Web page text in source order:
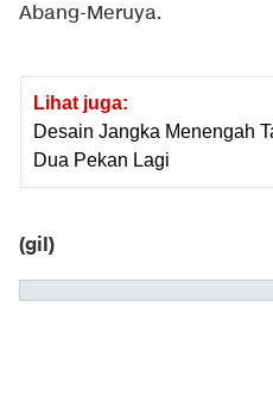
Abang-Meruya.
Lihat juga:
Desain Jangka Menengah
Dua Pekan Lagi
(gil)